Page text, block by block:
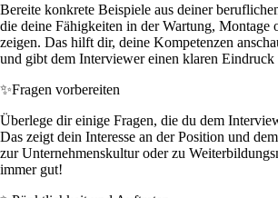
Bereite konkrete Beispiele aus deiner
die deine Fähigkeiten in der Wartung, Montage
zeigen. Das hilft dir, deine Kompetenzen
und gibt dem Interviewer einen klaren
✨Fragen vorbereiten
Überlege dir einige Fragen, die du dem
Das zeigt dein Interesse an der Position und
zur Unternehmenskultur oder zu
immer gut!